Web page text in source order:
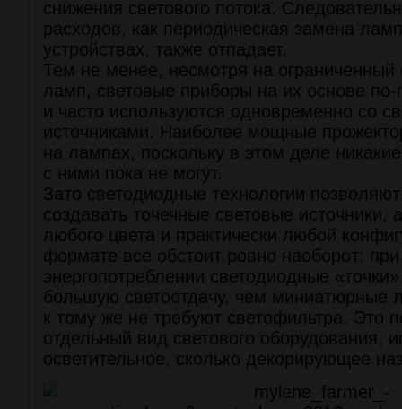
снижения светового потока.
расходов, как периодическая замена
устройствах, также отпадает.
Тем не менее, несмотря на ограниченный
ламп, световые приборы на их основе
и часто используются одновременно со
источниками. Наиболее мощные
на лампах, поскольку в этом деле
с ними пока не могут.
Зато светодиодные технологии
создавать точечные световые источники,
любого цвета и практически любой
формате все обстоит ровно наоборот:
энергопотреблении светодиодные
большую светоотдачу, чем миниатюрные
к тому же не требуют светофильтра. Это
отдельный вид светового оборудования,
осветительное, сколько декорирующее